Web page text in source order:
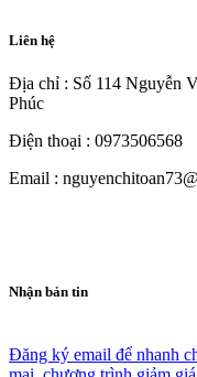
Liên hệ
Địa chỉ : Số 114 Nguyễn
Phúc
Điện thoại : 0973506568
Email :
Nhận bản tin
Đăng ký email để nhanh